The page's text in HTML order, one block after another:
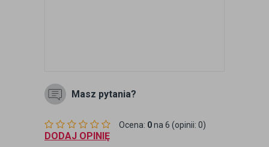
Masz pytania?
Ocena: 0na 6 (opinii: 0)
DODAJ OPINIĘ